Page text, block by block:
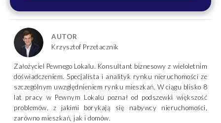
AUTOR
Krzysztof Przetacznik
Założyciel Pewnego Lokalu. Konsultant biznesowy z wieloletnim
doświadczeniem. Specjalista i analityk rynku nieruchomości ze
szczególnym uwzględnieniem rynku mieszkań. W ciągu blisko 8
lat pracy w Pewnym Lokalu poznał od podszewki większość
problemów, z jakimi borykają się nabywcy nieruchomości,
zarówno mieszkań, jak i domów.